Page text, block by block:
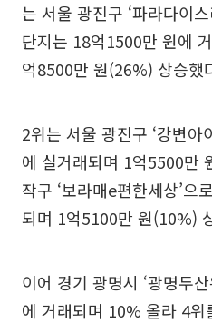
는 서울 광진구 ‘파라다이
단지는 18억1500만 원에
억8500만 원(26%) 상승했
2위는 서울 광진구 ‘강변아
에 실거래되며 1억5500만
작구 ‘보라매e편한세상’으
되며 1억5100만 원(10%)
이어 경기 광명시 ‘광명두
에 거래되며 10% 올라 4위